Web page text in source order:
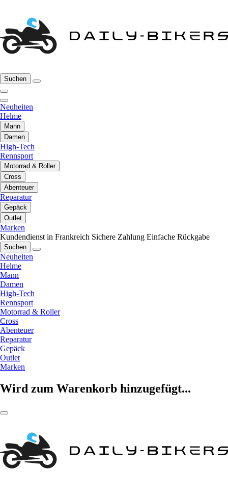
Suchen
Neuheiten
Helme
Mann
Damen
High-Tech
Rennsport
Motorrad & Roller
Cross
Abenteuer
Reparatur
Gepäck
Outlet
Marken
Kundendienst in Frankreich Sichere Zahlung Einfache Rückgabe
Suchen
Neuheiten
Helme
Mann
Damen
High-Tech
Rennsport
Motorrad & Roller
Cross
Abenteuer
Reparatur
Gepäck
Outlet
Marken
Wird zum Warenkorb hinzugefügt...